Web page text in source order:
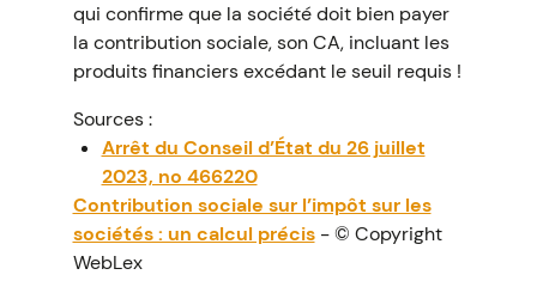
qui confirme que la société doit bien payer
la contribution sociale, son CA, incluant les
produits financiers excédant le seuil requis !
Sources :
Arrêt du Conseil d’État du 26 juillet
2023, no 466220
Contribution sociale sur l’impôt sur les
sociétés : un calcul précis- © Copyright
WebLex